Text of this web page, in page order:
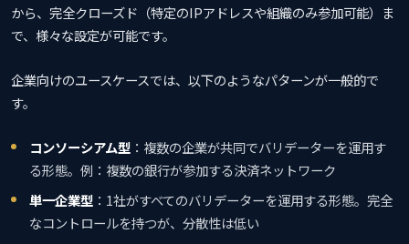
から、完全クローズド（特定のIPアドレスや組織のみ参加可能）ま
で、様々な設定が可能です。
企業向けのユースケースでは、以下のようなパターンが一般的で
す。
コンソーシアム型 ：複数の企業が共同でバリデーターを運用す
る形態。例：複数の銀行が参加する決済ネットワーク
単一企業型 ：1社がすべてのバリデーターを運用する形態。完全
なコントロールを持つが、分散性は低い